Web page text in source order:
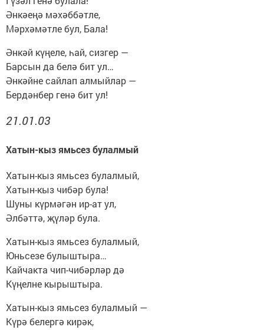
Әнкәеңә мәхәббәтле,
Мәрхәмәтле бул, Бала!
Әнкәй күңеле, һай, сизгер —
Барсын да белә бит ул…
Әнкәйне сайлап алмыйлар —
Бердәнбер генә бит ул!
21.01.03
Хатын-кыз ямьсез булалмый
Хатын-кыз ямьсез булалмый,
Хатын-кыз чибәр була!
Шуны күрмәгән ир-ат ул,
Әлбәттә, җүләр була.
Хатын-кыз ямьсез булалмый,
Юньсезе булыштыра…
Кайчакта чип-чибәрләр дә
Күңелне кырыштыра.
Хатын-кыз ямьсез булалмый —
Күрә белергә кирәк,